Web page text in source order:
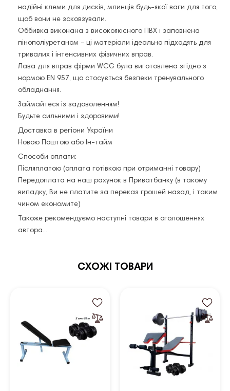
надійні клеми для дисків, млинців будь-якої ваги для того,
щоб вони не зсковзували.
Оббивка виконана з високоякісного ПВХ і заповнена
пінополіуретаном - ці матеріали ідеально підходять для
тривалих і інтенсивних фізичних вправ.
Лава для вправ фірми WCG була виготовлена згідно з
нормою EN 957, що стосується безпеки тренувального
обладнання.
Займайтеся із задоволенням!
Будьте сильними і здоровими!
Доставка в регіони України
Новою Поштою або Ін-тайм
Способи оплати:
Післяплатою (оплата готівкою при отриманні товару)
Передоплата на наш рахунок в Приватбанку (в такому
випадку, Ви не платите за переказ грошей назад, і таким
чином економите)
Такоже рекомендуємо наступні товари в оголошеннях
автора...
СХОЖІ ТОВАРИ